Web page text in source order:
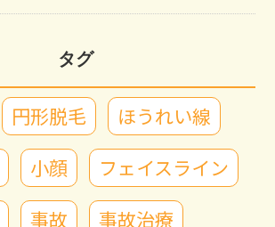
タグ
円形脱毛
ほうれい線
小顔
フェイスライン
事故
事故治療